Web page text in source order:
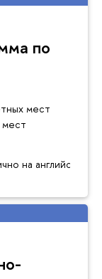
по
мест
мест
на английском